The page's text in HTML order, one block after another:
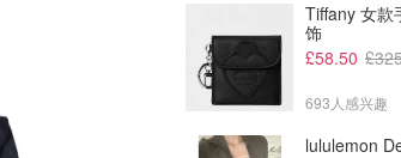
Tiffany 女款
饰
£58.50
693人感兴趣